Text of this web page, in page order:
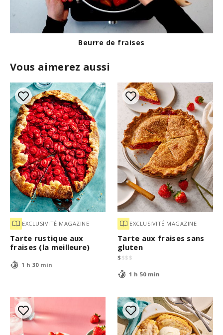
Beurre de fraises
Vous aimerez aussi
EXCLUSIVITÉ MAGAZINE
Tarte rustique aux
fraises (la meilleure)
1 h 30 min
EXCLUSIVITÉ MAGAZINE
Tarte aux fraises sans
gluten
$ $$ $
1 h 50 min
s
c
s